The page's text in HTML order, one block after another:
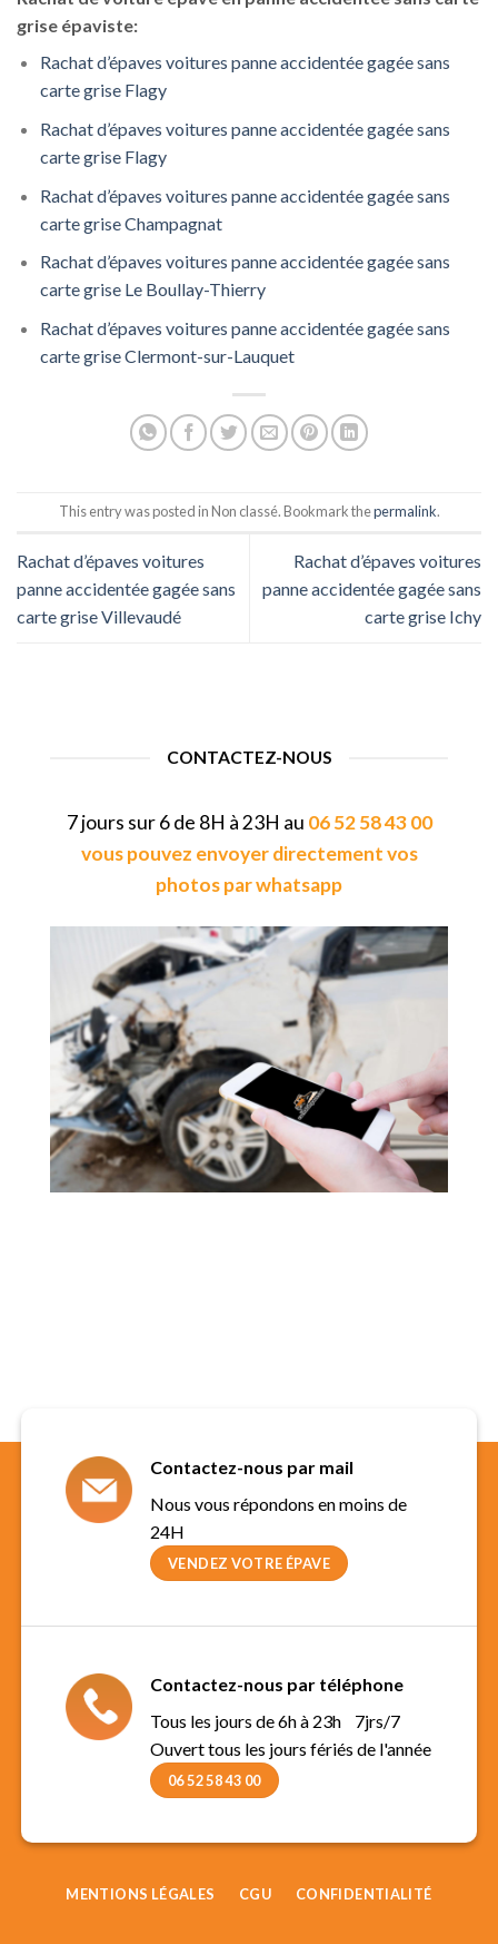
grise épaviste:
Rachat d’épaves voitures panne accidentée gagée sans
carte grise Flagy
Rachat d’épaves voitures panne accidentée gagée sans
carte grise Flagy
Rachat d’épaves voitures panne accidentée gagée sans
carte grise Champagnat
Rachat d’épaves voitures panne accidentée gagée sans
carte grise Le Boullay-Thierry
Rachat d’épaves voitures panne accidentée gagée sans
carte grise Clermont-sur-Lauquet
This entry was posted in Non classé. Bookmark thepermalink.
Rachat d’épaves voitures
panne accidentée gagée sans
carte grise Villevaudé
Rachat d’épaves voitures
panne accidentée gagée sans
carte grise Ichy
CONTACTEZ-NOUS
7 jours sur 6 de 8H à 23H au 06 52 58 43 00
vous pouvez envoyer directement vos
photos par whatsapp
Contactez-nous par mail
Nous vous répondons en moins de
24H
VENDEZ VOTRE ÉPAVE
Contactez-nous par téléphone
Tous les jours de 6h à 23h 7jrs/7
Ouvert tous les jours fériés de l'année
06 52 58 43 00
MENTIONS LÉGALES CGU CONFIDENTIALITÉ